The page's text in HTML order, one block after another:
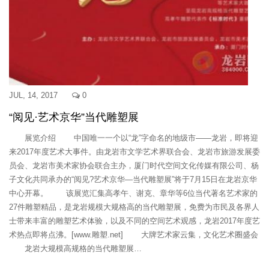
JUL, 14, 2017 0
“阅见·艺术京华”当代雕塑展
展览介绍 中国唯一一个以“龙”字命名的地级市——龙岩，即将迎
来2017年度艺术大事件。由龙岩市文学艺术界联合会、龙岩市旅游发展委
员会、龙岩市美术家协会联合主办，厦门时代空间文化传媒有限公司、杨
子文化共同承办的“阅见?艺术京华—当代雕塑展”将于7月15日在龙岩京华
中心开幕。 该展览汇集高孝午、谢克、章华等6位当代著名艺术家的
27件雕塑精品，是龙岩规模大规格高的当代雕塑展，免费为市民及各界人
士带来丰富的雕塑艺术体验，以及不同的空间艺术观感，龙岩2017年度艺
术热点即将点沸。[www.雕塑.net] 大牌艺术家云集，文化艺术圈盛会
龙岩大规模高规格的当代雕塑展…